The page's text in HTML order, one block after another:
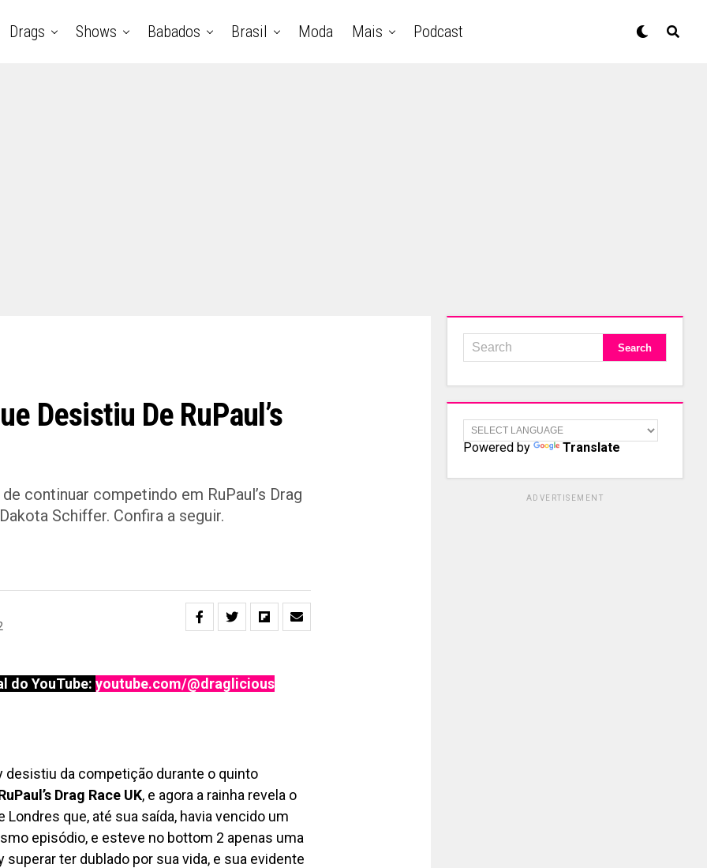
Drags Shows Babados Brasil Moda Mais Podcast
Desistiu De RuPaul’s
continuar competindo em RuPaul’s Drag
Schiffer. Confira a seguir.
do YouTube: youtube.com/@draglicious
desistiu da competição durante o quinto
Drag Race UK, e agora a rainha revela o
Londres que, até sua saída, havia vencido um
episódio, e esteve no bottom 2 apenas uma
superar ter dublado por sua vida, e sua evidente
Powered by Translate
ADVERTISEMENT